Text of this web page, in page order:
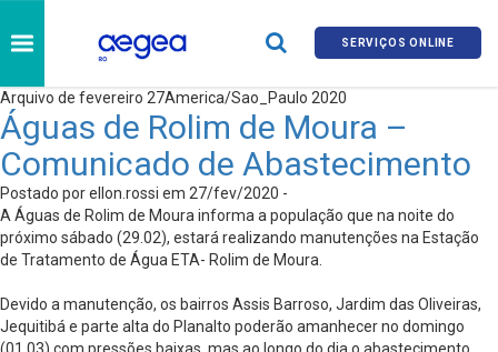
SERVIÇOS ONLINE
Arquivo de fevereiro 27America/Sao_Paulo 2020
Águas de Rolim de Moura –
Comunicado de Abastecimento
Postado por ellon.rossi em 27/fev/2020 -
A Águas de Rolim de Moura informa a população que na noite do
próximo sábado (29.02), estará realizando manutenções na Estação
de Tratamento de Água ETA- Rolim de Moura.
Devido a manutenção, os bairros Assis Barroso, Jardim das Oliveiras,
Jequitibá e parte alta do Planalto poderão amanhecer no domingo
(01.03) com pressões baixas, mas ao longo do dia o abastecimento